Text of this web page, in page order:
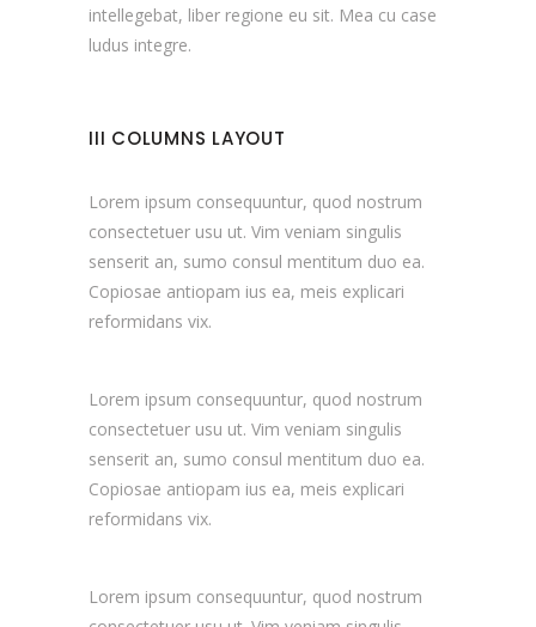
intellegebat, liber regione eu sit. Mea cu case
ludus integre.
III COLUMNS LAYOUT
Lorem ipsum consequuntur, quod nostrum
consectetuer usu ut. Vim veniam singulis
senserit an, sumo consul mentitum duo ea.
Copiosae antiopam ius ea, meis explicari
reformidans vix.
Lorem ipsum consequuntur, quod nostrum
consectetuer usu ut. Vim veniam singulis
senserit an, sumo consul mentitum duo ea.
Copiosae antiopam ius ea, meis explicari
reformidans vix.
Lorem ipsum consequuntur, quod nostrum